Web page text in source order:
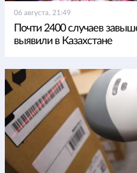
06 августа, 21:49
Почти 2400 случаев
выявили в Казахстане